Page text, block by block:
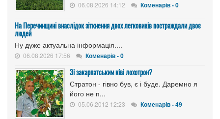
06.08.2026 14:12 Коменарів - 0
На Перечинщині внаслідок зіткнення двох легковиків постраждали двоє
людей
Ну дуже актуальна інформація....
06.08.2026 17:56 Коменарів - 0
Зі закарпатським ківі лохотрон?
Стратон - гівно був, є і буде. Даремно я
його не п...
05.06.2012 12:23 Коменарів - 49